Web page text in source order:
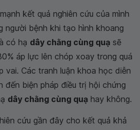
kết quả nghiên cứu của mình
người bệnh khi tạo hình khoang
có hạ dây chằng cùng quạ sẽ
áp lực lên chóp xoay trong quá
vai. Các tranh luận khoa học diễn
đến biện pháp điều trị hội chứng
dây chằng cùng quạ hay không.
cứu gần đây cho kết quả khả